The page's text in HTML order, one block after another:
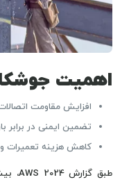
اهمیت
افزایش مقاومت
تضمین ایمنی در برابر
کاهش هزینه تعمیرات و